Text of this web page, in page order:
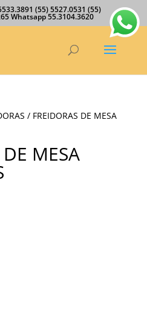
(55) 5527.0531 (55)
Whatsapp 55.3104.3620
/ FREIDORAS DE MESA
MESA